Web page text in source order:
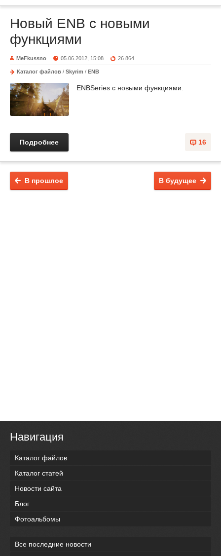
Новый ENB с новыми
функциями
MeFkussno 05.06.2012, 15:08 26 864
Каталог файлов / Skyrim / ENB
ENBSeries с новыми функциями.
16
Подробнее
В будущее
В прошлое
Навигация
Каталог файлов
Каталог статей
Новости сайта
Блог
Фотоальбомы
Все последние новости